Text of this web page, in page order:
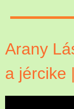
Arany
a jércike